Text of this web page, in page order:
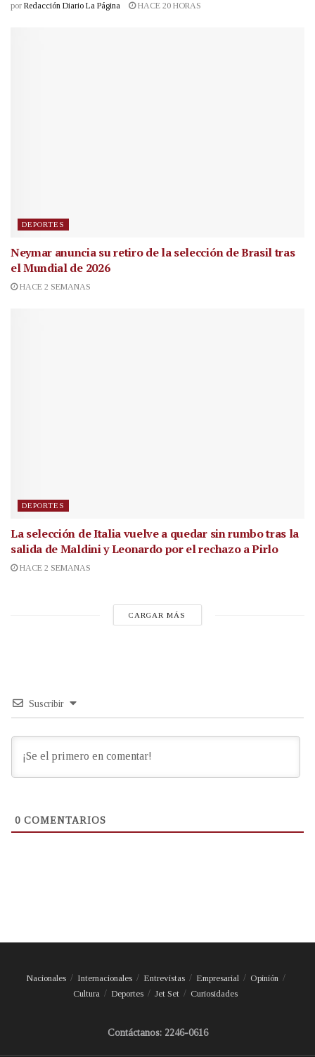
por Redacción Diario La Página HACE 20 HORAS
DEPORTES
Neymar anuncia su retiro de la selección de Brasil tras
el Mundial de 2026
HACE 2 SEMANAS
DEPORTES
La selección de Italia vuelve a quedar sin rumbo tras la
salida de Maldini y Leonardo por el rechazo a Pirlo
HACE 2 SEMANAS
CARGAR MÁS
Suscribir
0 COMENTARIOS
Nacionales Internacionales Entrevistas Empresarial
Opinión
Cultura
Deportes Jet Set Curiosidades
Contáctanos: 2246-0616